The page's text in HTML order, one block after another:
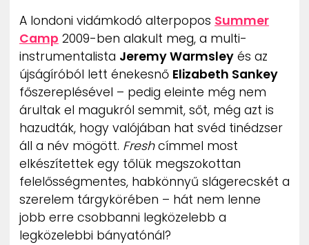
A londoni vidámkodó alterpopos Summer
Camp 2009-ben alakult meg, a multi-
instrumentalista Jeremy Warmsley és az
újságíróból lett énekesnő Elizabeth Sankey
főszereplésével – pedig eleinte még nem
árultak el magukról semmit, sőt, még azt is
hazudták, hogy valójában hat svéd tinédzser
áll a név mögött. Freshcímmel most
elkészítettek egy tőlük megszokottan
felelősségmentes, habkönnyű slágerecskét a
szerelem tárgykörében – hát nem lenne
jobb erre csobbanni legközelebb a
legközelebbi bányatónál?